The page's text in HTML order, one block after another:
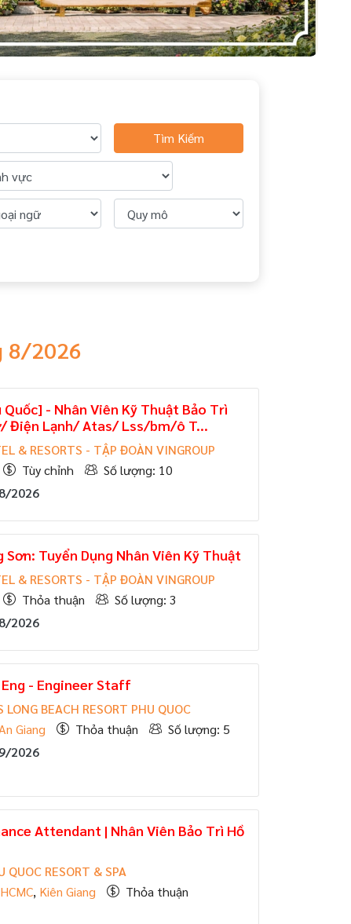
Tìm Kiếm
8/2026
- Nhân Viên Kỹ Thuật Bảo Trì
Điện Lạnh/ Atas/ Lss/bm/ô T...
& RESORTS - TẬP ĐOÀN VINGROUP
Tùy chỉnh
Số lượng: 10
2026
Sơn: Tuyển Dụng Nhân Viên Kỹ Thuật
& RESORTS - TẬP ĐOÀN VINGROUP
Thỏa thuận
Số lượng: 3
2026
Eng - Engineer Staff
LONG BEACH RESORT PHU QUOC
Giang Thỏa thuận
Số lượng: 5
2026
Attendant | Nhân Viên Bảo Trì Hồ
QUOC RESORT & SPA
HCMC, Kiên Giang
Thỏa thuận